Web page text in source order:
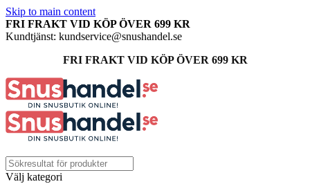
Skip to main content
FRI FRAKT VID KÖP ÖVER 699 KR
Kundtjänst: kundservice@snushandel.se
FRI FRAKT VID KÖP ÖVER 699 KR
Välj kategori